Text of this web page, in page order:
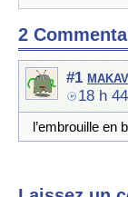
2
#1
18 h
l’embrouille en